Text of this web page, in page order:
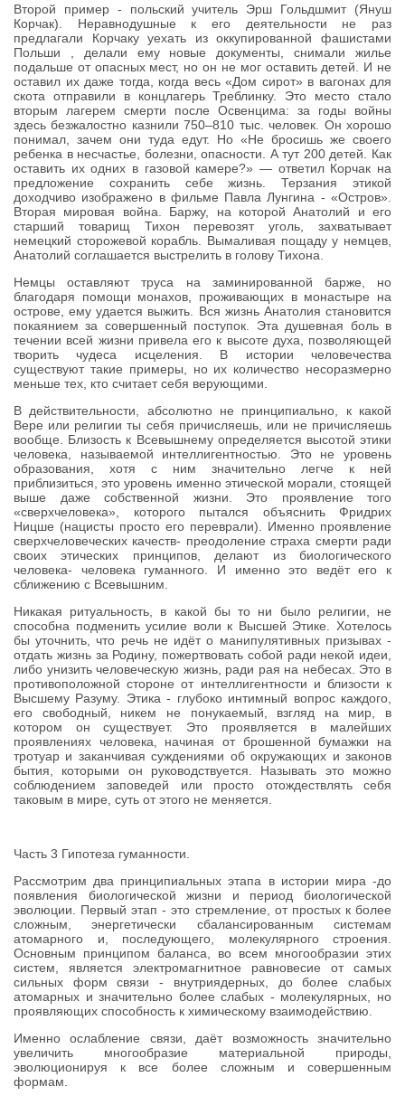
Второй пример - польский учитель Эрш Гольдшмит (Януш
Корчак). Неравнодушные к его деятельности не раз
предлагали Корчаку уехать из оккупированной фашистами
Польши , делали ему новые документы, снимали жилье
подальше от опасных мест, но он не мог оставить детей. И не
оставил их даже тогда, когда весь «Дом сирот» в вагонах для
скота отправили в концлагерь Треблинку. Это место стало
вторым лагерем смерти после Освенцима: за годы войны
здесь безжалостно казнили 750–810 тыс. человек. Он хорошо
понимал, зачем они туда едут. Но «Не бросишь же своего
ребенка в несчастье, болезни, опасности. А тут 200 детей. Как
оставить их одних в газовой камере?» — ответил Корчак на
предложение сохранить себе жизнь. Терзания этикой
доходчиво изображено в фильме Павла Лунгина - «Остров».
Вторая мировая война. Баржу, на которой Анатолий и его
старший товарищ Тихон перевозят уголь, захватывает
немецкий сторожевой корабль. Вымаливая пощаду у немцев,
Анатолий соглашается выстрелить в голову Тихона.
Немцы оставляют труса на заминированной барже, но
благодаря помощи монахов, проживающих в монастыре на
острове, ему удается выжить. Вся жизнь Анатолия становится
покаянием за совершенный поступок. Эта душевная боль в
течении всей жизни привела его к высоте духа, позволяющей
творить чудеса исцеления. В истории человечества
существуют такие примеры, но их количество несоразмерно
меньше тех, кто считает себя верующими.
В действительности, абсолютно не принципиально, к какой
Вере или религии ты себя причисляешь, или не причисляешь
вообще. Близость к Всевышнему определяется высотой этики
человека, называемой интеллигентностью. Это не уровень
образования, хотя с ним значительно легче к ней
приблизиться, это уровень именно этической морали, стоящей
выше даже собственной жизни. Это проявление того
«сверхчеловека», которого пытался объяснить Фридрих
Ницше (нацисты просто его переврали). Именно проявление
сверхчеловеческих качеств- преодоление страха смерти ради
своих этических принципов, делают из биологического
человека- человека гуманного. И именно это ведёт его к
сближению с Всевышним.
Никакая ритуальность, в какой бы то ни было религии, не
способна подменить усилие воли к Высшей Этике. Хотелось
бы уточнить, что речь не идёт о манипулятивных призывах -
отдать жизнь за Родину, пожертвовать собой ради некой идеи,
либо унизить человеческую жизнь, ради рая на небесах. Это в
противоположной стороне от интеллигентности и близости к
Высшему Разуму. Этика - глубоко интимный вопрос каждого,
его свободный, никем не понукаемый, взгляд на мир, в
котором он существует. Это проявляется в малейших
проявлениях человека, начиная от брошенной бумажки на
тротуар и заканчивая суждениями об окружающих и законов
бытия, которыми он руководствуется. Называть это можно
соблюдением заповедей или просто отождествлять себя
таковым в мире, суть от этого не меняется.
Часть 3 Гипотеза гуманности.
Рассмотрим два принципиальных этапа в истории мира -до
появления биологической жизни и период биологической
эволюции. Первый этап - это стремление, от простых к более
сложным, энергетически сбалансированным системам
атомарного и, последующего, молекулярного строения.
Основным принципом баланса, во всем многообразии этих
систем, является электромагнитное равновесие от самых
сильных форм связи - внутриядерных, до более слабых
атомарных и значительно более слабых - молекулярных, но
проявляющих способность к химическому взаимодействию.
Именно ослабление связи, даёт возможность значительно
увеличить многообразие материальной природы,
эволюционируя к все более сложным и совершенным
формам.